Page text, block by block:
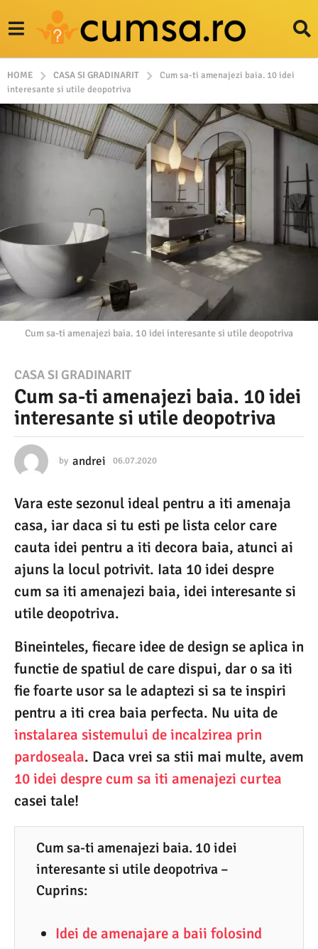
HOME CASA SI GRADINARIT
Cum sa-ti amenajezi baia. 10 idei
interesante si utile deopotriva
Cum sa-ti amenajezi baia. 10 idei interesante si utile deopotriva
0
6
.
7
2
0
2
0
2
5
.
1
0
2
2
CASA SI GRADINARIT
Cum sa-ti amenajezi baia. 10 idei
interesante si utile deopotriva
by andrei 06.07.2020
1
.
2
0
Vara este sezonul ideal pentru a iti amenaja
casa, iar daca si tu esti pe lista celor care
cauta idei pentru a iti decora baia, atunci ai
ajuns la locul potrivit. Iata 10 idei despre
cum sa iti amenajezi baia, idei interesante si
utile deopotriva.
Bineinteles, fiecare idee de design se aplica in
functie de spatiul de care dispui, dar o sa iti
fie foarte usor sa le adaptezi si sa te inspiri
pentru a iti crea baia perfecta. Nu uita de
instalarea sistemului de incalzirea prin
pardoseala. Daca vrei sa stii mai multe, avem
10 idei despre cum sa iti amenajezi curtea
casei tale!
Cum sa-ti amenajezi baia. 10 idei
interesante si utile deopotriva –
Cuprins:
Idei de amenajare a baii folosind